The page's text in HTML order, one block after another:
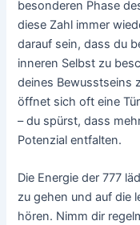
besonderen Phase
diese Zahl immer
darauf sein, dass du
inneren Selbst zu
deines Bewusstseins
öffnet sich oft eine
– du spürst, dass
Potenzial entfalten.
Die Energie der 777
zu gehen und auf die
hören. Nimm dir